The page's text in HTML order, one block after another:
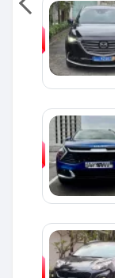
SPÉCIAL